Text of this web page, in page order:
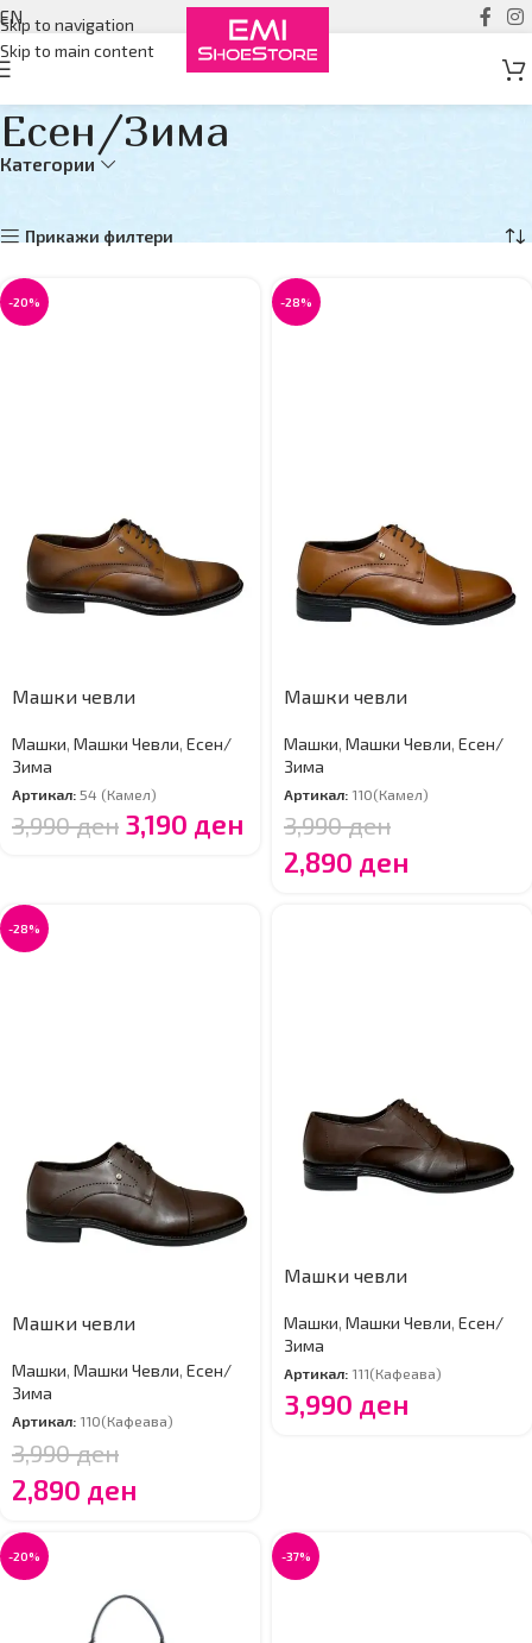
Skip to navigation
Skip to main content
EN
Есен/Зима
Категории
Прикажи филтери
-20%
Машки чевли
Машки, Машки Чевли, Есен/
Зима
Артикал:54 (Камел)
3,990ден 3,190 ден
-28%
Машки чевли
Машки, Машки Чевли, Есен/
Зима
Артикал: 110(Камел)
3,990ден
2,890 ден
-28%
Машки чевли
Машки, Машки Чевли, Есен/
Зима
Артикал: 110(Кафеава)
3,990ден
2,890 ден
Машки чевли
Машки, Машки Чевли, Есен/
Зима
Артикал: 111(Кафеава)
3,990 ден
-20% -37%